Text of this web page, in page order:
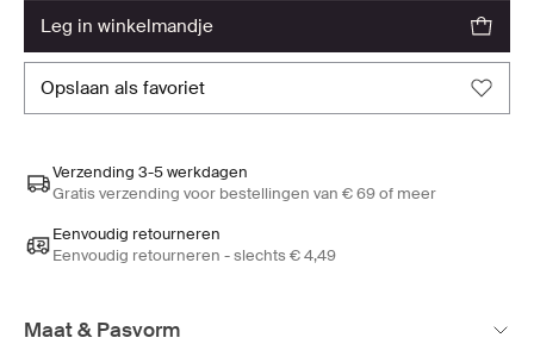
leg in winkelmandje
opslaan als favoriet
Verzending 3-5 werkdagen
Gratis verzending voor bestellingen van € 69 of meer
Eenvoudig retourneren
Eenvoudig retourneren - slechts € 4,49
Maat & Pasvorm